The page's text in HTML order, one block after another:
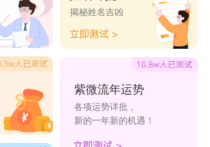
揭秘姓名吉凶
紫微流年运势
各项运势详批，
新的一年新的机遇！